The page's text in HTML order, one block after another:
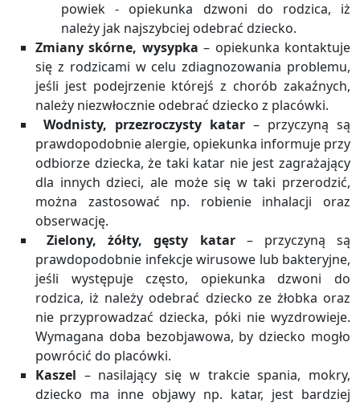
powiek - opiekunka dzwoni do rodzica, iż
należy jak najszybciej odebrać dziecko.
Zmiany skórne, wysypka – opiekunka kontaktuje
się z rodzicami w celu zdiagnozowania problemu,
jeśli jest podejrzenie którejś z chorób zakaźnych,
należy niezwłocznie odebrać dziecko z placówki.
Wodnisty, przezroczysty katar – przyczyną są
prawdopodobnie alergie, opiekunka informuje przy
odbiorze dziecka, że taki katar nie jest zagrażający
dla innych dzieci, ale może się w taki przerodzić,
można zastosować np. robienie inhalacji oraz
obserwację.
Zielony, żółty, gęsty katar– przyczyną są
prawdopodobnie infekcje wirusowe lub bakteryjne,
jeśli występuje często, opiekunka dzwoni do
rodzica, iż należy odebrać dziecko ze żłobka oraz
nie przyprowadzać dziecka, póki nie wyzdrowieje.
Wymagana doba bezobjawowa, by dziecko mogło
powrócić do placówki.
Kaszel – nasilający się w trakcie spania, mokry,
dziecko ma inne objawy np. katar, jest bardziej